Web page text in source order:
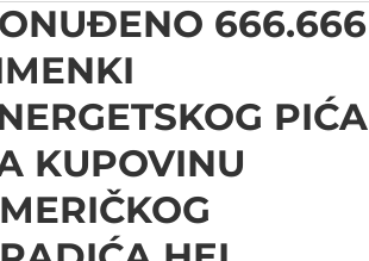
666.666
PIĆA
KUPOVINU